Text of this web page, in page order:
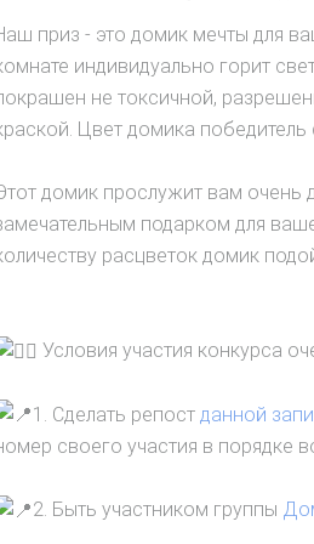
приз - это домик мечты для
индивидуально горит
не токсичной,
Цвет домика
домик прослужит вам очень
подарком для
расцветок домик
Условия участия конкурса
1. Сделать репост данной
своего участия в порядке
2. Быть участником группы